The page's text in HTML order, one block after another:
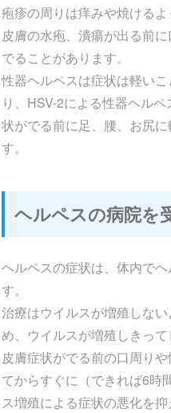
疱疹の周りは痒みや焼ける
皮膚の水疱、潰瘍が出る前
でることがあります。
性器ヘルペスは症状は軽い
り、HSV-2による性器ヘル
状がでる前に足、腰、お尻
す。
ヘルペスの病院を
ヘルペスの症状は、体内で
す。
治療はウイルスが増殖しな
め、ウイルスが増殖しきっ
皮膚症状がでる前の口周り
てからすぐに（できれば6時
ス増殖による症状の悪化を抑